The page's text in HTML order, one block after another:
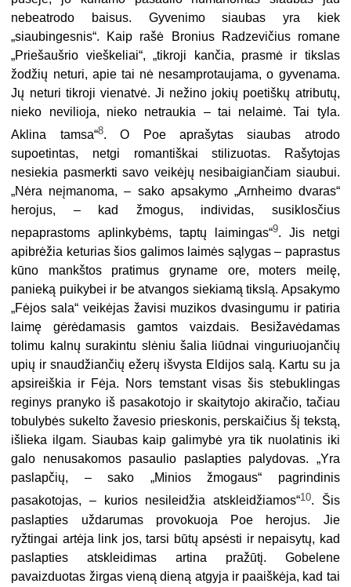
nebeatrodo baisus. Gyvenimo siaubas yra kiek
„siaubingesnis“. Kaip rašė Bronius Radzevičius romane
„Priešaušrio vieškeliai“, „tikroji kančia, prasmė ir tikslas
žodžių neturi, apie tai nė nesamprotaujama, o gyvenama.
Jų neturi tikroji vienatvė. Ji nežino jokių poetiškų atributų,
nieko nevilioja, nieko netraukia – tai nelaimė. Tai tyla.
Aklina tamsa“8. O Poe aprašytas siaubas atrodo
supoetintas, netgi romantiškai stilizuotas. Rašytojas
nesiekia pasmerkti savo veikėjų nesibaigiančiam siaubui.
„Nėra neįmanoma, – sako apsakymo „Arnheimo dvaras“
herojus, – kad žmogus, individas, susiklosčius
nepaprastoms aplinkybėms, taptų laimingas“9. Jis netgi
apibrėžia keturias šios galimos laimės sąlygas – paprastus
kūno mankštos pratimus gryname ore, moters meilę,
panieką puikybei ir be atvangos siekiamą tikslą. Apsakymo
„Fėjos sala“ veikėjas žavisi muzikos dvasingumu ir patiria
laimę gėrėdamasis gamtos vaizdais. Besižavėdamas
tolimu kalnų surakintu slėniu šalia liūdnai vinguriuojančių
upių ir snaudžiančių ežerų išvysta Eldijos salą. Kartu su ja
apsireiškia ir Fėja. Nors temstant visas šis stebuklingas
reginys pranyko iš pasakotojo ir skaitytojo akiračio, tačiau
tobulybės sukelto žavesio prieskonis, perskaičius šį tekstą,
išlieka ilgam. Siaubas kaip galimybė yra tik nuolatinis iki
galo nenusakomos pasaulio paslapties palydovas. „Yra
paslapčių, – sako „Minios žmogaus“ pagrindinis
pasakotojas, – kurios nesileidžia atskleidžiamos“10. Šis
paslapties uždarumas provokuoja Poe herojus. Jie
ryžtingai artėja link jos, tarsi būtų apsėsti ir nepaisytų, kad
paslapties atskleidimas artina pražūtį. Gobelene
pavaizduotas žirgas vieną dieną atgyja ir paaiškėja, kad tai